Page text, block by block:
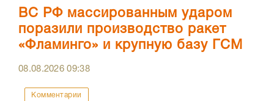
ВС РФ массированным ударом
поразили производство ракет
«Фламинго» и крупную базу ГСМ
08.08.202609:38
Комментарии